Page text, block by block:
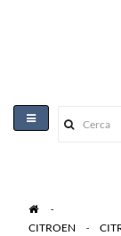
Toggle
>
CITROEN
>